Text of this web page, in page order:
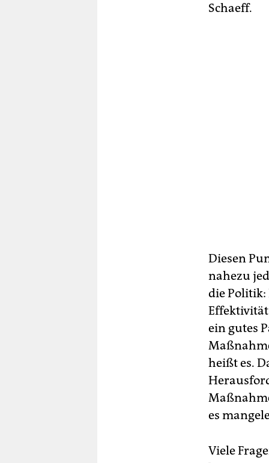
Schaeff.
Diesen
nahezu
die Politik:
Effektivität
ein gutes
heißt es.
es
Viele